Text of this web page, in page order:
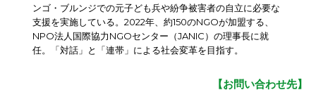
ンゴ・ブルンジでの元子ども兵や紛争被害者の自立に必要な
支援を実施している。2022年、約150のNGOが加盟する、
NPO法人国際協力NGOセンター（JANIC）の理事長に就
任。「対話」と「連帯」による社会変革を目指す。
【お問い合わせ先】